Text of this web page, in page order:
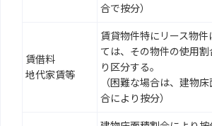
合で按分）
賃借料
地代家賃等
賃貸物件特にリース物件
ては、その物件の使用割
り区分する。
（困難な場合は、建物床
合により按分）